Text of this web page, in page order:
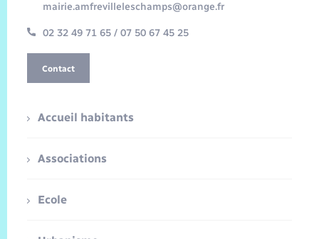
mairie.amfrevilleleschamps@orange.fr
02 32 49 71 65 / 07 50 67 45 25
Contact
Accueil habitants
Associations
Ecole